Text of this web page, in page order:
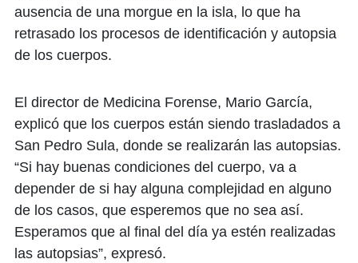
ausencia de una morgue en la isla, lo que ha
retrasado los procesos de identificación y autopsia
de los cuerpos.
El director de Medicina Forense, Mario García,
explicó que los cuerpos están siendo trasladados a
San Pedro Sula, donde se realizarán las autopsias.
“Si hay buenas condiciones del cuerpo, va a
depender de si hay alguna complejidad en alguno
de los casos, que esperemos que no sea así.
Esperamos que al final del día ya estén realizadas
las autopsias”, expresó.